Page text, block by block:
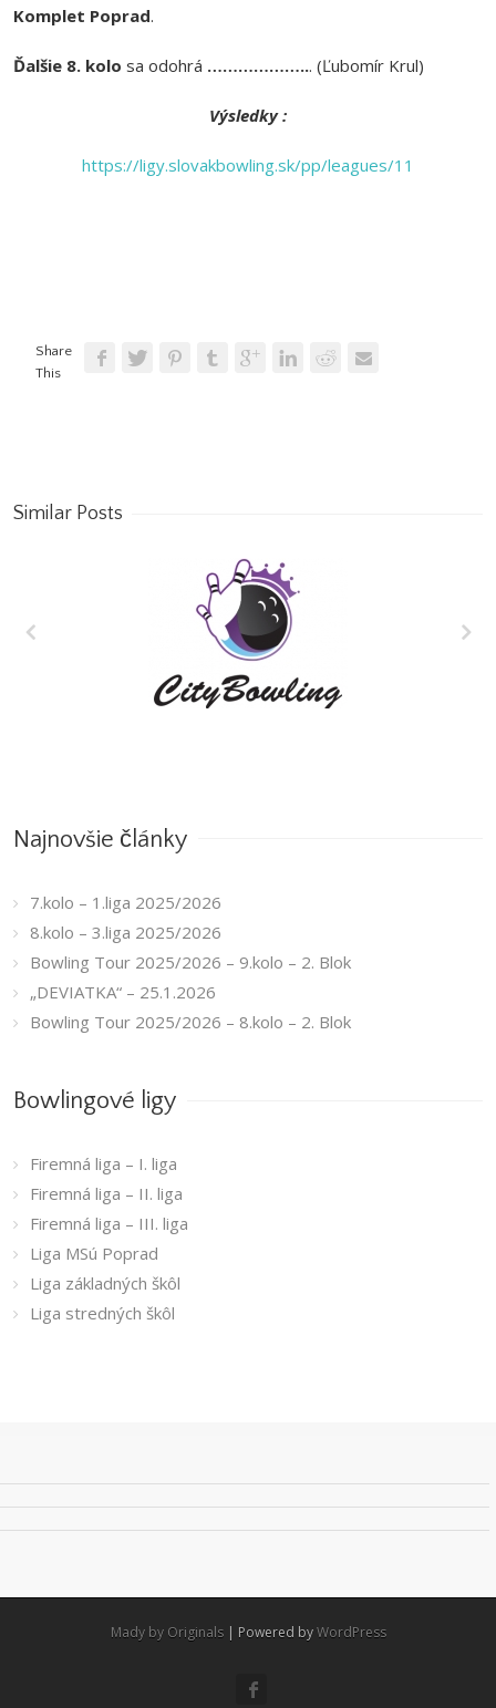
Komplet Poprad.
Ďalšie 8. kolo sa odohrá ………………... (Ľubomír Krul)
Výsledky :
https://ligy.slovakbowling.sk/pp/leagues/11
Share
This
Similar Posts
8.kolo – 3.liga
Najnovšie články
7.kolo – 1.liga 2025/2026
8.kolo – 3.liga 2025/2026
Bowling Tour 2025/2026 – 9.kolo – 2. Blok
„DEVIATKA“ – 25.1.2026
Bowling Tour 2025/2026 – 8.kolo – 2. Blok
Bowlingové ligy
Firemná liga – I. liga
Firemná liga – II. liga
Firemná liga – III. liga
Liga MSú Poprad
Liga základných škôl
Liga stredných škôl
Mady by Originals| Powered byWordPress